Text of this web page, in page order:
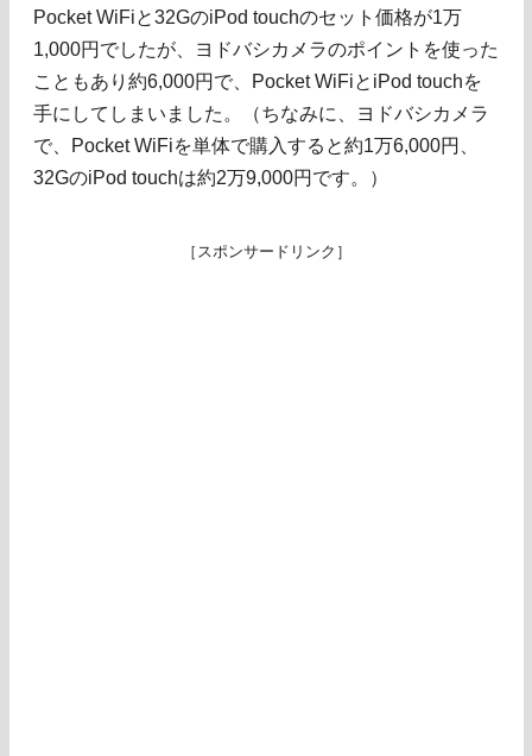
Pocket WiFiと32GのiPod touchのセット価格が1万
1,000円でしたが、ヨドバシカメラのポイントを使った
こともあり約6,000円で、Pocket WiFiとiPod touchを
手にしてしまいました。（ちなみに、ヨドバシカメラ
で、Pocket WiFiを単体で購入すると約1万6,000円、
32GのiPod touchは約2万9,000円です。）
［スポンサードリンク］